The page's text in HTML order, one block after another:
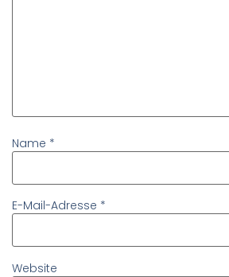
Name *
E-Mail-Adresse *
Website